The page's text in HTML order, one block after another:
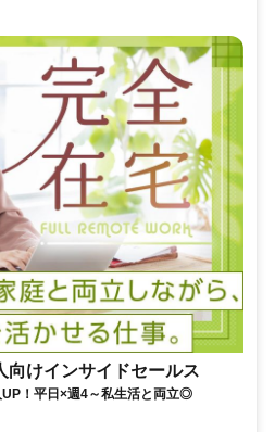
けインサイドセールス
！平日×週4～私生活と両立◎